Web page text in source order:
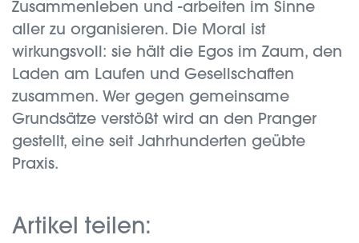
Zusammenleben und -arbeiten im Sinne
aller zu organisieren. Die Moral ist
wirkungsvoll: sie hält die Egos im Zaum, den
Laden am Laufen und Gesellschaften
zusammen. Wer gegen gemeinsame
Grundsätze verstößt wird an den Pranger
gestellt, eine seit Jahrhunderten geübte
Praxis.
Artikel teilen: